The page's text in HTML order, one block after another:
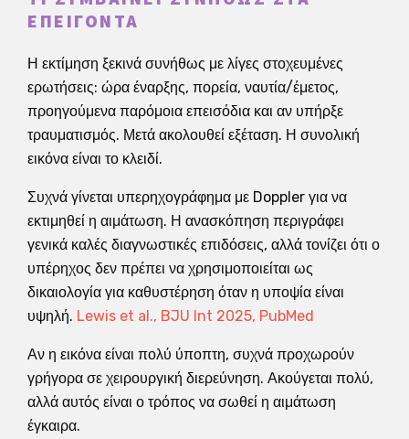
ΕΠΕΊΓΟΝΤΑ
Η εκτίμηση ξεκινά συνήθως με λίγες στοχευμένες
ερωτήσεις: ώρα έναρξης, πορεία, ναυτία/έμετος,
προηγούμενα παρόμοια επεισόδια και αν υπήρξε
τραυματισμός. Μετά ακολουθεί εξέταση. Η συνολική
εικόνα είναι το κλειδί.
Συχνά γίνεται υπερηχογράφημα με Doppler για να
εκτιμηθεί η αιμάτωση. Η ανασκόπηση περιγράφει
γενικά καλές διαγνωστικές επιδόσεις, αλλά τονίζει ότι ο
υπέρηχος δεν πρέπει να χρησιμοποιείται ως
δικαιολογία για καθυστέρηση όταν η υποψία είναι
υψηλή. Lewis et al., BJU Int 2025, PubMed
Αν η εικόνα είναι πολύ ύποπτη, συχνά προχωρούν
γρήγορα σε χειρουργική διερεύνηση. Ακούγεται πολύ,
αλλά αυτός είναι ο τρόπος να σωθεί η αιμάτωση
έγκαιρα.